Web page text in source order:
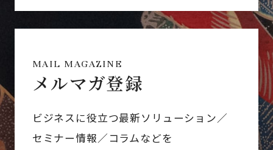
MAIL MAGAZINE
メルマガ登録
ビジネスに役立つ最新ソリューション／
セミナー情報／コラムなどを